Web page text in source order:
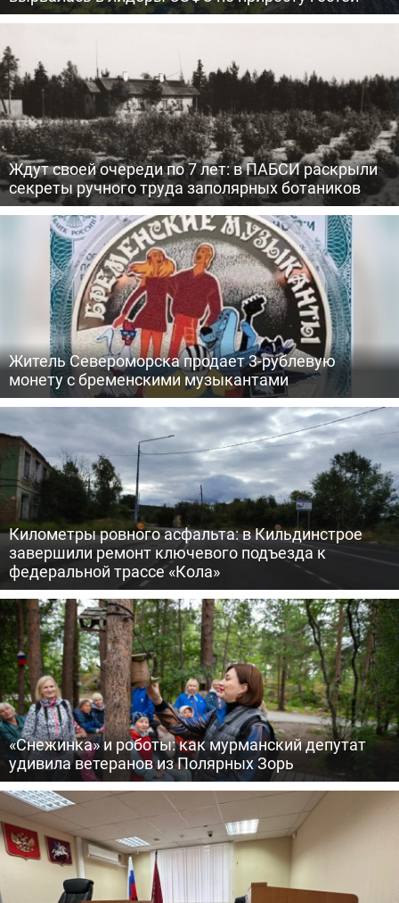
Ждут своей очереди по 7 лет: в ПАБСИ раскрыли
секреты ручного труда заполярных ботаников
Житель Североморска продает 3-рублевую
монету с бременскими музыкантами
Километры ровного асфальта: в Кильдинстрое
завершили ремонт ключевого подъезда к
федеральной трассе «Кола»
«Снежинка» и роботы: как мурманский депутат
удивила ветеранов из Полярных Зорь